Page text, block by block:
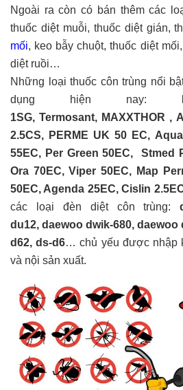
Ngoài ra còn có bán thêm các
thuốc diệt muỗi, thuốc diệt gián,
mối, keo bẫy chuột, thuốc diệt
diệt ruồi…
Những loại thuốc côn trùng nổi
dụng hiện nay:
1SG, Termosant, MAXXTHOR ,
2.5CS, PERME UK 50 EC,
55EC, Per Green 50EC, Stmed
Ora 70EC, Viper 50EC, Map
50EC, Agenda 25EC, Cislin
các loại đèn diệt côn trùng:
du12, daewoo dwik-680, daewoo
d62, ds-d6… chủ yếu được nhập
và nội sản xuất.